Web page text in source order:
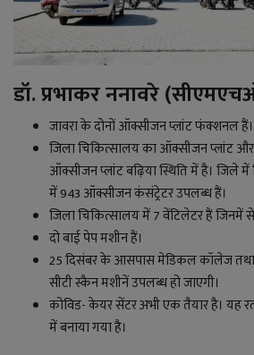
डॉ. प्रभाकर ननावरे
जावरा के दोनों ऑक्सीजन प्लांट फंक्शनल हैं।
जिला चिकित्सालय का ऑक्सीजन प्लांट
ऑक्सीजन प्लांट बढ़िया स्थिति में है। जिले में
में943 ऑक्सीजन कंसंट्रेटर उपलब्ध हैं।
जिला चिकित्सालय में7वेंटिलेटर हैं जिनमें
दो बाई पेप मशीनहैं।
25दिसंबर के आसपास मेडिकल कॉलेज
सीटी स्कैन मशीनें उपलब्ध हो जाएगी।
कोविड- केयर सेंटर अभी एक तैयार है। यह
में बनाया गया है।